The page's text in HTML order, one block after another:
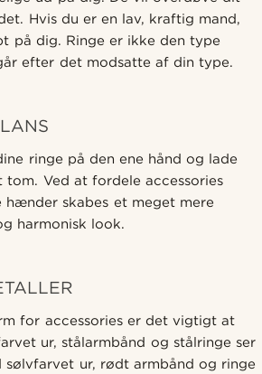
Hvis du er en lav, kraftig mand,
på dig. Ringe er ikke den type
efter det modsatte af din type.
ringe på den ene hånd og lade
Ved at fordele accessories
skabes et meget mere
harmonisk look.
for accessories er det vigtigt at
ur, stålarmbånd og stålringe ser
sølvfarvet ur, rødt armbånd og ringe